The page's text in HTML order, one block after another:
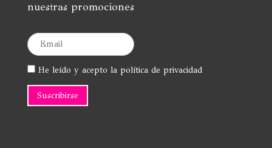
nuestras promociones
He leído y acepto la política de privacidad